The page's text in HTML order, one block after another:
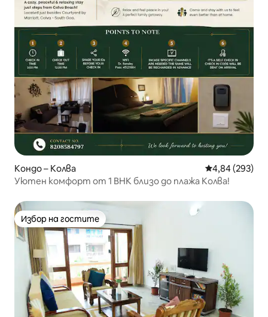
Кондо – Колва Средна
4,84 (293)
Уютен комфорт от 1 BHK близо до плажа Колва!
Избор на гостите
Избор на гостите